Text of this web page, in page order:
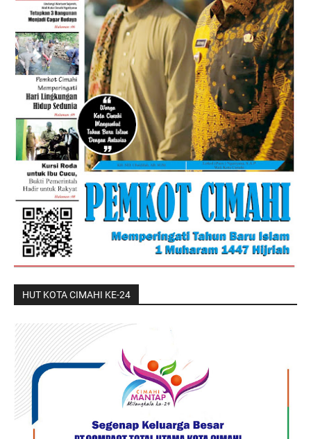
HUT KOTA CIMAHI KE-24